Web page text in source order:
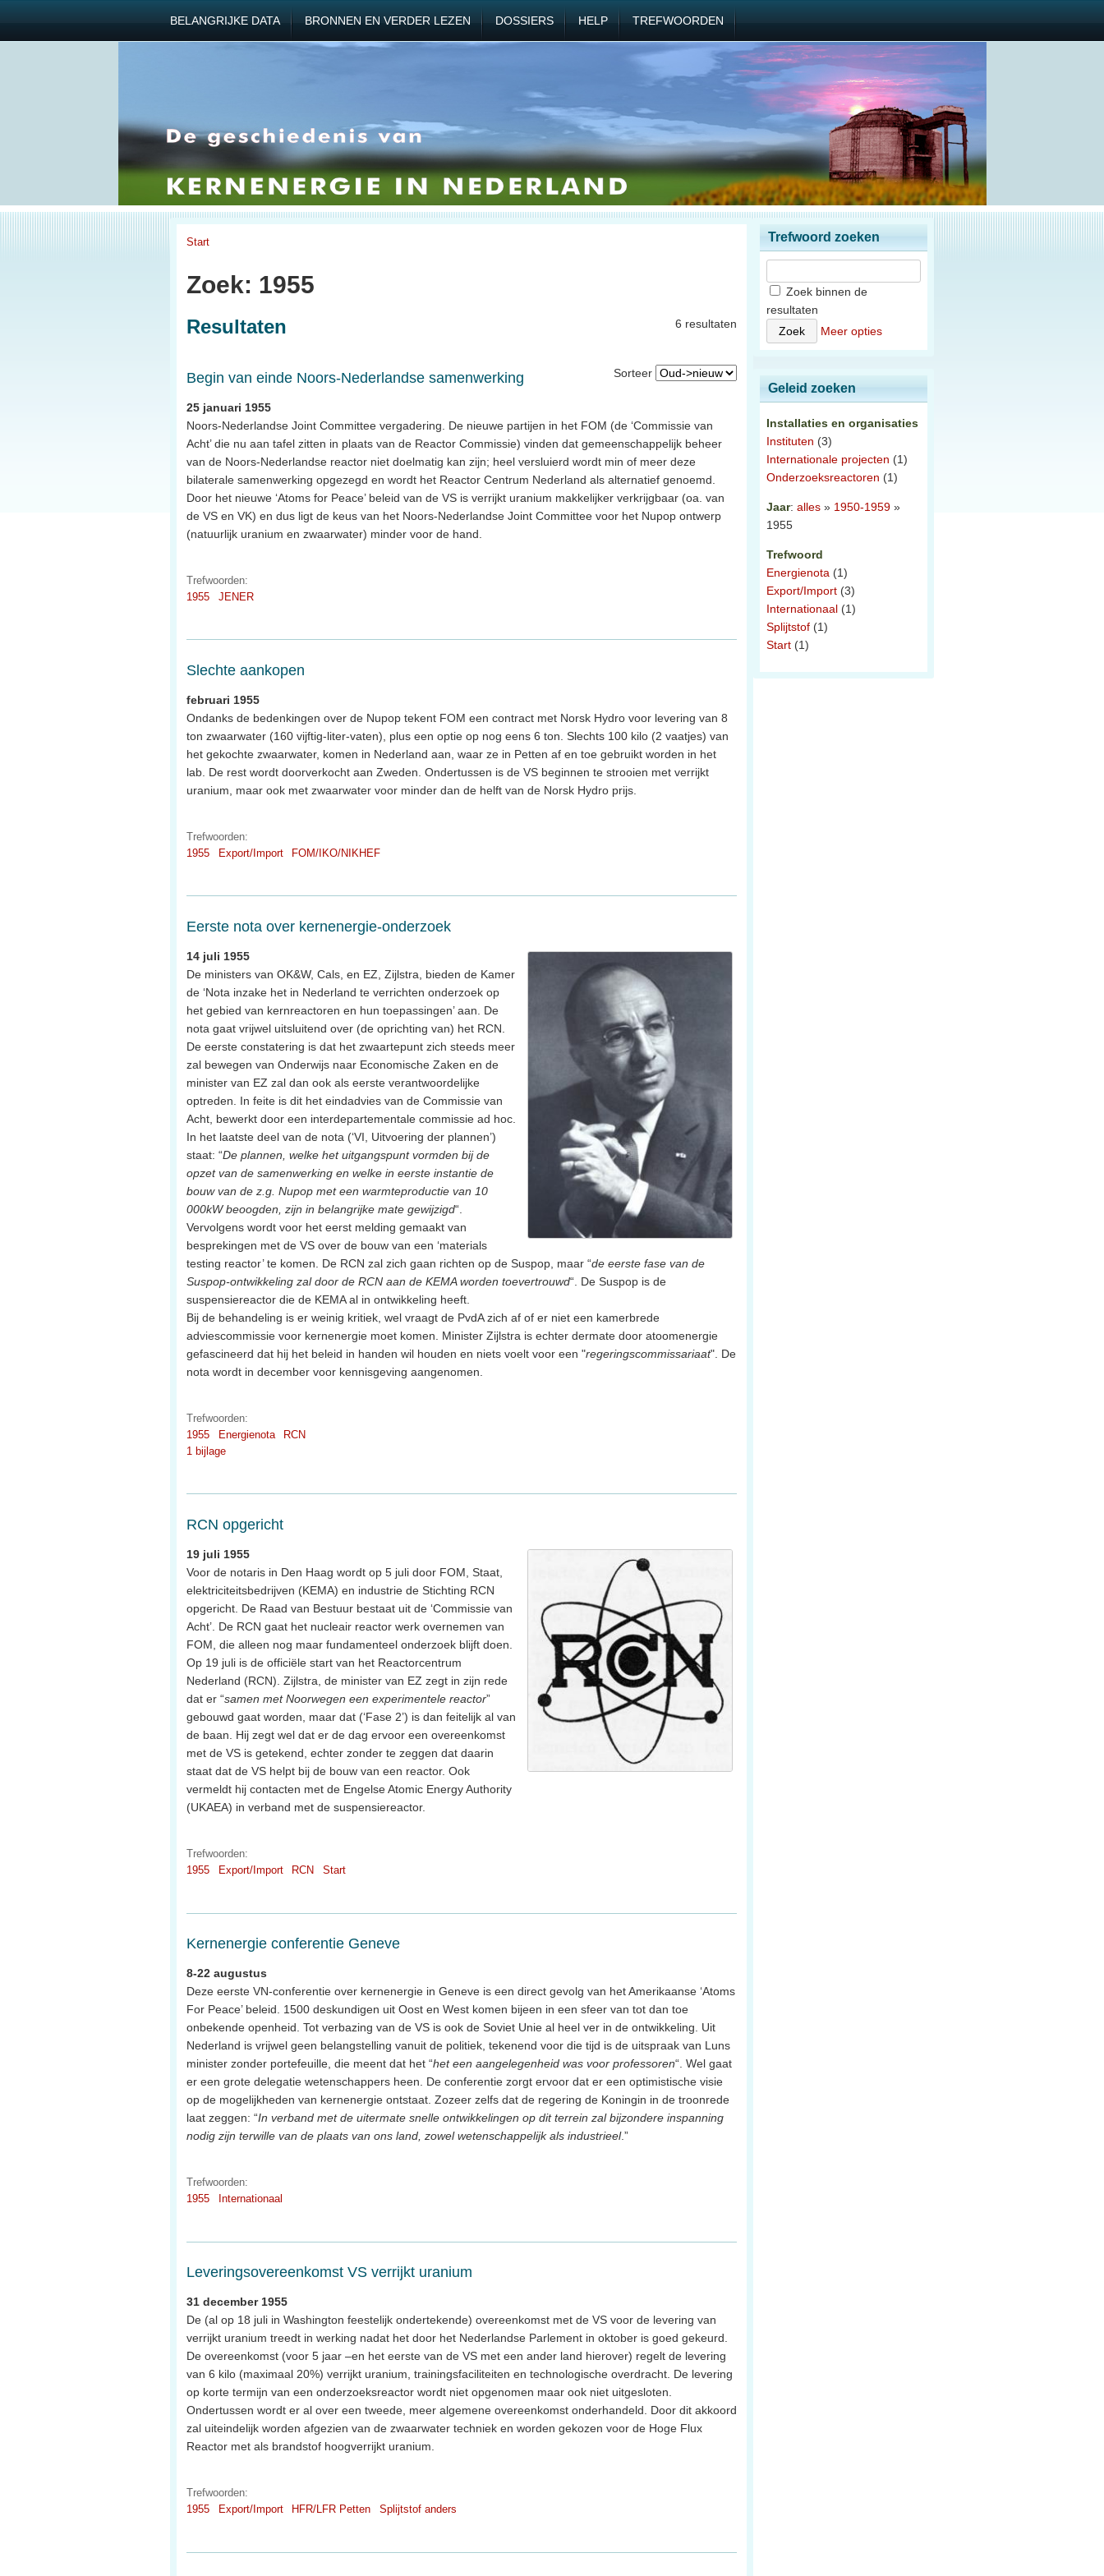
BELANGRIJKE DATA BRONNEN EN VERDER LEZEN DOSSIERS HELP TREFWOORDEN
Start
Zoek: 1955
6 resultaten
Resultaten
Sorteer
Begin van einde Noors-Nederlandse samenwerking
25 januari 1955
Noors-Nederlandse Joint Committee vergadering. De nieuwe partijen in het FOM (de ‘Commissie van
Acht’ die nu aan tafel zitten in plaats van de Reactor Commissie) vinden dat gemeenschappelijk beheer
van de Noors-Nederlandse reactor niet doelmatig kan zijn; heel versluierd wordt min of meer deze
bilaterale samenwerking opgezegd en wordt het Reactor Centrum Nederland als alternatief genoemd.
Door het nieuwe ‘Atoms for Peace’ beleid van de VS is verrijkt uranium makkelijker verkrijgbaar (oa. van
de VS en VK) en dus ligt de keus van het Noors-Nederlandse Joint Committee voor het Nupop ontwerp
(natuurlijk uranium en zwaarwater) minder voor de hand.
Trefwoorden:
1955
JENER
Slechte aankopen
februari 1955
Ondanks de bedenkingen over de Nupop tekent FOM een contract met Norsk Hydro voor levering van 8
ton zwaarwater (160 vijftig-liter-vaten), plus een optie op nog eens 6 ton. Slechts 100 kilo (2 vaatjes) van
het gekochte zwaarwater, komen in Nederland aan, waar ze in Petten af en toe gebruikt worden in het
lab. De rest wordt doorverkocht aan Zweden. Ondertussen is de VS beginnen te strooien met verrijkt
uranium, maar ook met zwaarwater voor minder dan de helft van de Norsk Hydro prijs.
Trefwoorden:
1955
Export/Import FOM/IKO/NIKHEF
Eerste nota over kernenergie-onderzoek
14 juli 1955
De ministers van OK&W, Cals, en EZ, Zijlstra, bieden de Kamer
de ‘Nota inzake het in Nederland te verrichten onderzoek op
het gebied van kernreactoren en hun toepassingen’ aan. De
nota gaat vrijwel uitsluitend over (de oprichting van) het RCN.
De eerste constatering is dat het zwaartepunt zich steeds meer
zal bewegen van Onderwijs naar Economische Zaken en de
minister van EZ zal dan ook als eerste verantwoordelijke
optreden. In feite is dit het eindadvies van de Commissie van
Acht, bewerkt door een interdepartementale commissie ad hoc.
In het laatste deel van de nota (‘VI, Uitvoering der plannen’)
staat: “De plannen, welke het uitgangspunt vormden bij de
opzet van de samenwerking en welke in eerste instantie de
bouw van de z.g. Nupop met een warmteproductie van 10
000kW beoogden, zijn in belangrijke mate gewijzigd“.
Vervolgens wordt voor het eerst melding gemaakt van
besprekingen met de VS over de bouw van een ‘materials
testing reactor’ te komen. De RCN zal zich gaan richten op de Suspop, maar “de eerste fase van de
Suspop-ontwikkeling zal door de RCN aan de KEMA worden toevertrouwd“. De Suspop is de
suspensiereactor die de KEMA al in ontwikkeling heeft.
Bij de behandeling is er weinig kritiek, wel vraagt de PvdA zich af of er niet een kamerbrede
adviescommissie voor kernenergie moet komen. Minister Zijlstra is echter dermate door atoomenergie
gefascineerd dat hij het beleid in handen wil houden en niets voelt voor een "regeringscommissariaat". De
nota wordt in december voor kennisgeving aangenomen.
Trefwoorden:
1955
Energienota
RCN
1 bijlage
RCN opgericht
19 juli 1955
Voor de notaris in Den Haag wordt op 5 juli door FOM, Staat,
elektriciteitsbedrijven (KEMA) en industrie de Stichting RCN
opgericht. De Raad van Bestuur bestaat uit de ‘Commissie van
Acht’. De RCN gaat het nucleair reactor werk overnemen van
FOM, die alleen nog maar fundamenteel onderzoek blijft doen.
Op 19 juli is de officiële start van het Reactorcentrum
Nederland (RCN). Zijlstra, de minister van EZ zegt in zijn rede
dat er “samen met Noorwegen een experimentele reactor”
gebouwd gaat worden, maar dat (‘Fase 2’) is dan feitelijk al van
de baan. Hij zegt wel dat er de dag ervoor een overeenkomst
met de VS is getekend, echter zonder te zeggen dat daarin
staat dat de VS helpt bij de bouw van een reactor. Ook
vermeldt hij contacten met de Engelse Atomic Energy Authority
(UKAEA) in verband met de suspensiereactor.
Trefwoorden:
1955
Export/Import RCN Start
Kernenergie conferentie Geneve
8-22 augustus
Deze eerste VN-conferentie over kernenergie in Geneve is een direct gevolg van het Amerikaanse ‘Atoms
For Peace’ beleid. 1500 deskundigen uit Oost en West komen bijeen in een sfeer van tot dan toe
onbekende openheid. Tot verbazing van de VS is ook de Soviet Unie al heel ver in de ontwikkeling. Uit
Nederland is vrijwel geen belangstelling vanuit de politiek, tekenend voor die tijd is de uitspraak van Luns
minister zonder portefeuille, die meent dat het “het een aangelegenheid was voor professoren“. Wel gaat
er een grote delegatie wetenschappers heen. De conferentie zorgt ervoor dat er een optimistische visie
op de mogelijkheden van kernenergie ontstaat. Zozeer zelfs dat de regering de Koningin in de troonrede
laat zeggen: “In verband met de uitermate snelle ontwikkelingen op dit terrein zal bijzondere inspanning
nodig zijn terwille van de plaats van ons land, zowel wetenschappelijk als industrieel.”
Trefwoorden:
1955
Internationaal
Leveringsovereenkomst VS verrijkt uranium
31 december 1955
De (al op 18 juli in Washington feestelijk ondertekende) overeenkomst met de VS voor de levering van
verrijkt uranium treedt in werking nadat het door het Nederlandse Parlement in oktober is goed gekeurd.
De overeenkomst (voor 5 jaar –en het eerste van de VS met een ander land hierover) regelt de levering
van 6 kilo (maximaal 20%) verrijkt uranium, trainingsfaciliteiten en technologische overdracht. De levering
op korte termijn van een onderzoeksreactor wordt niet opgenomen maar ook niet uitgesloten.
Ondertussen wordt er al over een tweede, meer algemene overeenkomst onderhandeld. Door dit akkoord
zal uiteindelijk worden afgezien van de zwaarwater techniek en worden gekozen voor de Hoge Flux
Reactor met als brandstof hoogverrijkt uranium.
Trefwoorden:
1955
Export/Import HFR/LFR Petten Splijtstof anders
Trefwoord zoeken
Zoek binnen de
resultaten
Meer opties
Geleid zoeken
Installaties en organisaties
Instituten (3)
Internationale projecten (1)
Onderzoeksreactoren (1)
Jaar: alles » 1950-1959 »
1955
Trefwoord
Energienota (1)
Export/Import (3)
Internationaal (1)
Splijtstof (1)
Start (1)